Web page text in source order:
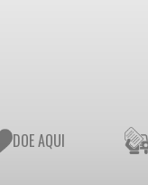
DOE AQUI